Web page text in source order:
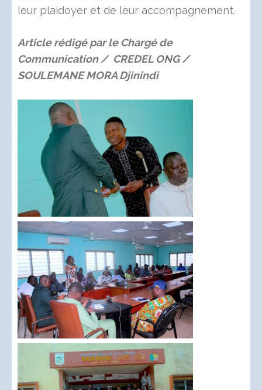
leur plaidoyer et de leur accompagnement.
Article rédigé par le Chargé de
Communication / CREDEL ONG /
SOULEMANE MORA Djinindi